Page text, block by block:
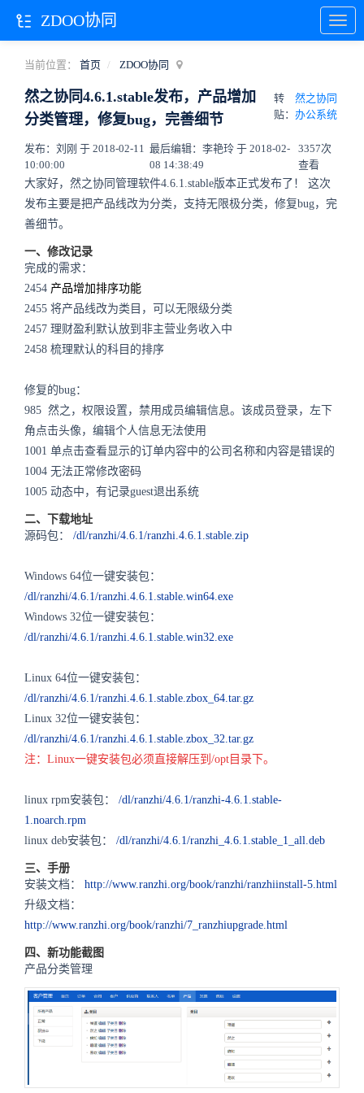
当前位置： 首页 ZDOO协同
然之协同4.6.1.stable发布，产品增加
分类管理，修复bug，完善细节
转
贴：
然之协同
办公系统
发布：刘刚 于 2018-02-11
10:00:00
最后编辑：李艳玲 于 2018-02-
08 14:38:49
3357次
查看
大家好，然之协同管理软件4.6.1.stable版本正式发布了！ 这次
发布主要是把产品线改为分类，支持无限极分类，修复bug，完
善细节。
一、修改记录
完成的需求：
2454 产品增加排序功能
2455 将产品线改为类目，可以无限级分类
2457 理财盈利默认放到非主营业务收入中
2458 梳理默认的科目的排序
修复的bug：
985 然之，权限设置，禁用成员编辑信息。该成员登录，左下
角点击头像，编辑个人信息无法使用
1001 单点击查看显示的订单内容中的公司名称和内容是错误的
1004 无法正常修改密码
1005 动态中，有记录guest退出系统
二、下载地址
源码包：
/dl/ranzhi/4.6.1/ranzhi.4.6.1.stable.zip
Windows 64位一键安装包：
/dl/ranzhi/4.6.1/ranzhi.4.6.1.stable.win64.exe
Windows 32位一键安装包：
/dl/ranzhi/4.6.1/ranzhi.4.6.1.stable.win32.exe
Linux 64位一键安装包：
/dl/ranzhi/4.6.1/ranzhi.4.6.1.stable.zbox_64.tar.gz
Linux 32位一键安装包：
/dl/ranzhi/4.6.1/ranzhi.4.6.1.stable.zbox_32.tar.gz
注：Linux一键安装包必须直接解压到/opt目录下。
linux rpm安装包：
/dl/ranzhi/4.6.1/ranzhi-4.6.1.stable-
1.noarch.rpm
linux deb安装包：
/dl/ranzhi/4.6.1/ranzhi_4.6.1.stable_1_all.deb
三、手册
安装文档：
http://www.ranzhi.org/book/ranzhi/ranzhiinstall-5.html
升级文档：
http://www.ranzhi.org/book/ranzhi/7_ranzhiupgrade.html
四、新功能截图
产品分类管理
ZDOO协同